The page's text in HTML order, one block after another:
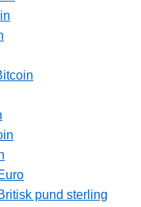
pund sterling